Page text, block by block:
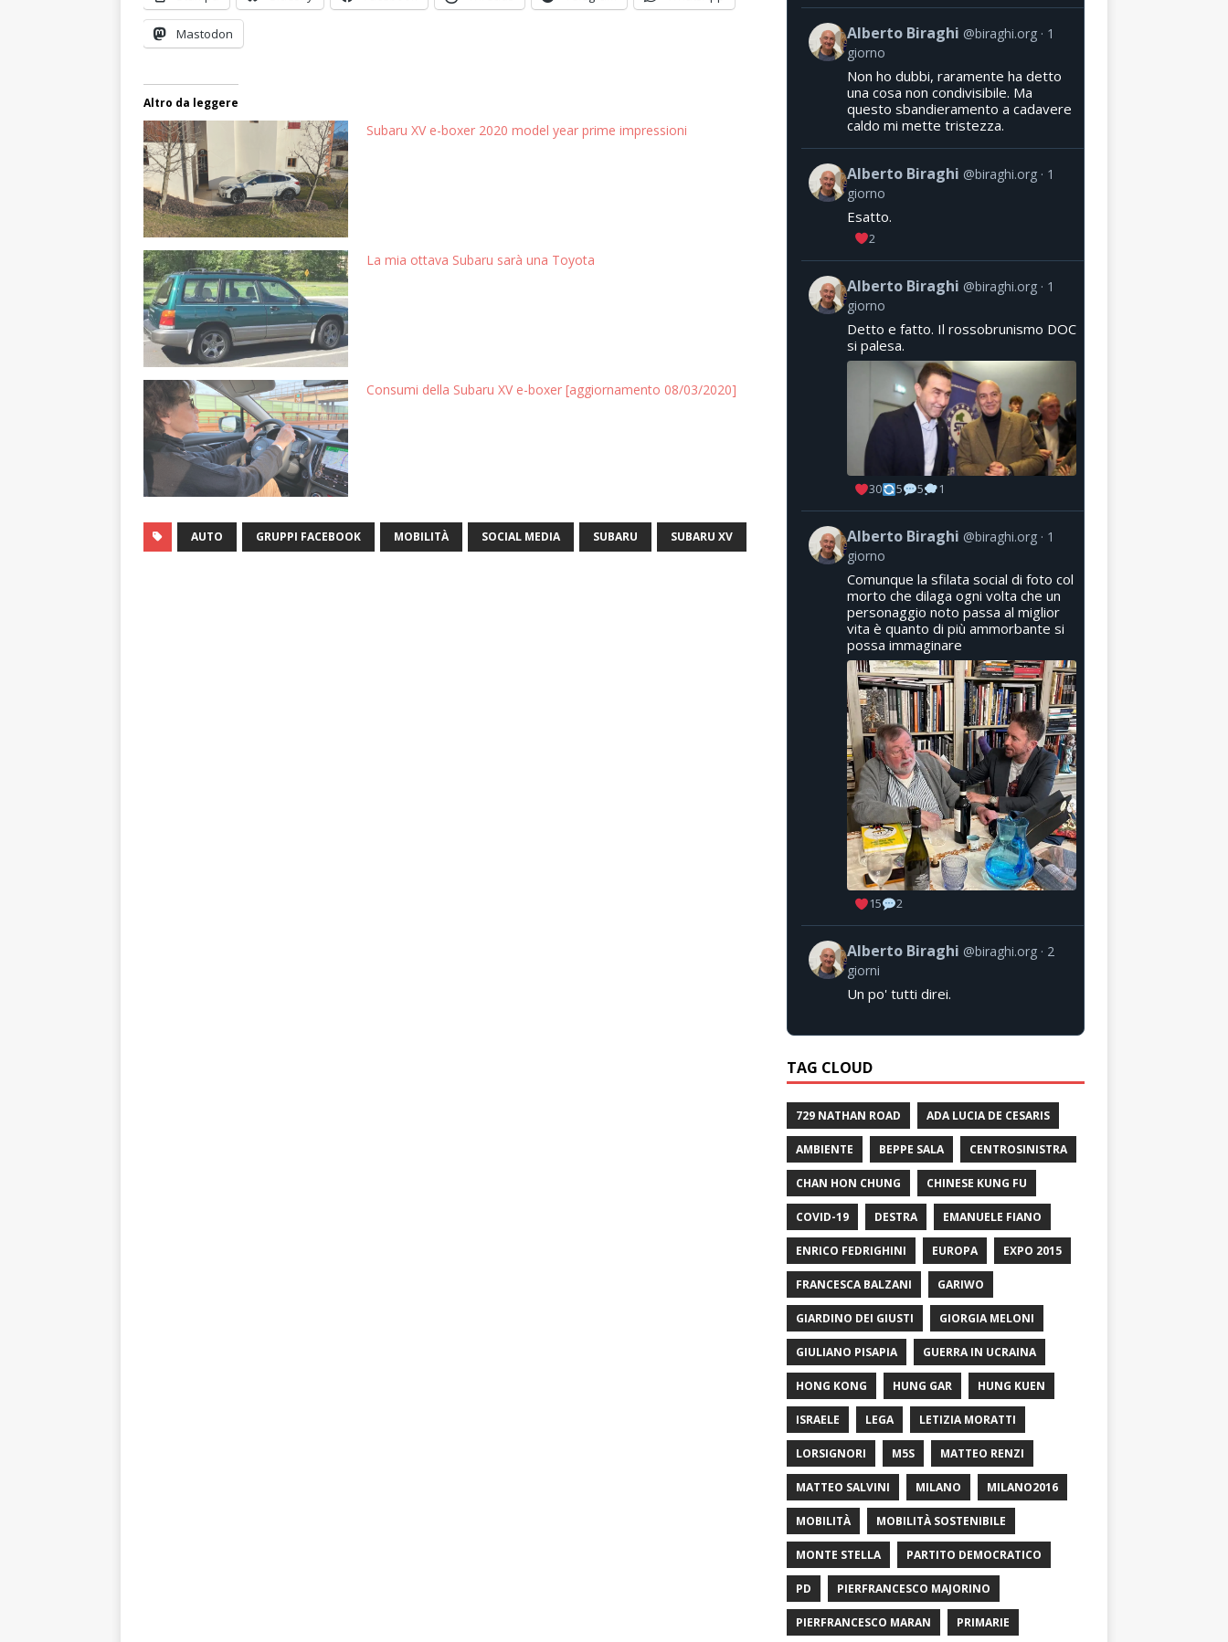
Mastodon
Altro da leggere
Subaru XV e-boxer 2020 model year prime impressioni
La mia ottava Subaru sarà una Toyota
Consumi della Subaru XV e-boxer [aggiornamento 08/03/2020]
AUTO GRUPPI FACEBOOK MOBILITÀ SOCIAL MEDIA SUBARU SUBARU XV
Alberto Biraghi @biraghi.org
1
giorno
Non ho dubbi, raramente ha detto
una cosa non condivisibile. Ma
questo sbandieramento a cadavere
caldo mi mette tristezza.
Alberto Biraghi @biraghi.org
1
giorno
Esatto.
2
Alberto Biraghi @biraghi.org
1
giorno
Detto e fatto. Il rossobrunismo DOC
si palesa.
30 5 5 1
Alberto Biraghi @biraghi.org
1
giorno
Comunque la sfilata social di foto col
morto che dilaga ogni volta che un
personaggio noto passa al miglior
vita è quanto di più ammorbante si
possa immaginare
15 2
Alberto Biraghi @biraghi.org
2
giorni
Un po' tutti direi.
TAG CLOUD
729 NATHAN ROAD ADA LUCIA DE CESARIS
AMBIENTE BEPPE SALA CENTROSINISTRA
CHAN HON CHUNG CHINESE KUNG FU
COVID-19 DESTRA EMANUELE FIANO
ENRICO FEDRIGHINI EUROPA EXPO 2015
FRANCESCA BALZANI GARIWO
GIARDINO DEI GIUSTI GIORGIA MELONI
GIULIANO PISAPIA GUERRA IN UCRAINA
HONG KONG HUNG GAR HUNG KUEN
ISRAELE LEGA LETIZIA MORATTI
LORSIGNORI M5S MATTEO RENZI
MATTEO SALVINI MILANO MILANO2016
MOBILITÀ MOBILITÀ SOSTENIBILE
MONTE STELLA PARTITO DEMOCRATICO
PD PIERFRANCESCO MAJORINO
PIERFRANCESCO MARAN PRIMARIE